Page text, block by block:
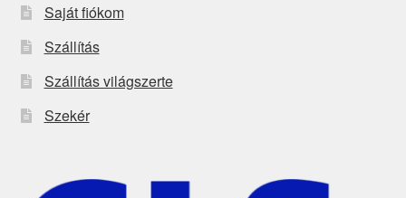
Saját fiókom
Szállítás
Szállítás világszerte
Szekér